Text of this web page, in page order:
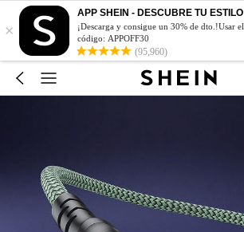
×
APP SHEIN - DESCUBRE TU ESTILO
¡Descarga y consigue un 30% de dto.!Usar el
código: APPOFF30
(95,960)